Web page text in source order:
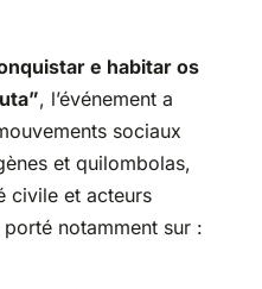
e habitar os
, l’événement a
sociaux
et quilombolas,
civile et acteurs
notamment sur :